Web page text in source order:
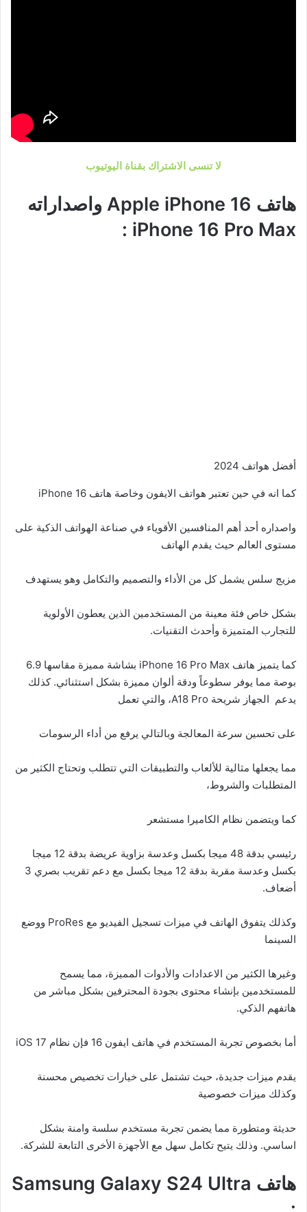
لا تنسى الاشتراك بقناة اليوتيوب
هاتف Apple iPhone 16 واصداراته
iPhone 16 Pro Max :
أفضل هواتف 2024
كما انه في حين تعتبر هواتف الايفون وخاصة هاتف iPhone 16
واصداره أحد أهم المنافسين الأقوياء في صناعة الهواتف الذكية على
مستوى العالم حيث يقدم الهاتف
مزيج سلس يشمل كل من الأداء والتصميم والتكامل وهو يستهدف
بشكل خاص فئة معينة من المستخدمين الذين يعطون الأولوية
للتجارب المتميزة وأحدث التقنيات.
كما يتميز هاتف iPhone 16 Pro Max بشاشة مميزة مقاسها 6.9
بوصة مما يوفر سطوعاً ودقة ألوان مميزة بشكل استثنائي. كذلك
يدعم الجهاز شريحة A18 Pro، والتي تعمل
على تحسين سرعة المعالجة وبالتالي يرفع من أداء الرسومات
مما يجعلها مثالية للألعاب والتطبيقات التي تتطلب وتحتاج الكثير من
المتطلبات والشروط،
كما ويتضمن نظام الكاميرا مستشعر
رئيسي بدقة 48 ميجا بكسل وعدسة بزاوية عريضة بدقة 12 ميجا
بكسل وعدسة مقربة بدقة 12 ميجا بكسل مع دعم تقريب بصري 3
أضعاف.
وكذلك يتفوق الهاتف في ميزات تسجيل الفيديو مع ProRes ووضع
السينما
وغيرها الكثير من الاعدادات والأدوات المميزة، مما يسمح
للمستخدمين بإنشاء محتوى بجودة المحترفين بشكل مباشر من
هاتفهم الذكي.
أما بخصوص تجربة المستخدم في هاتف ايفون 16 فإن نظام iOS 17
يقدم ميزات جديدة، حيث تشتمل على خيارات تخصيص محسنة
وكذلك ميزات خصوصية
حديثة ومتطورة مما يضمن تجربة مستخدم سلسة وامنة بشكل
اساسي. وذلك يتيح تكامل سهل مع الأجهزة الأخرى التابعة للشركة.
هاتف Samsung Galaxy S24 Ultra